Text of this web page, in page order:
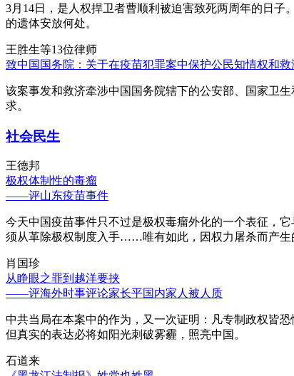
3月14日，是人权捍卫者曹顺利被迫害致死两周年的日
的遗体安放何处。
王胜生等13位律师
致中国国务院：关于在疫苗犯罪案中保护公民知情权和
该案事发和救济牵涉中国国务院辖下的公安部、国家卫
求。
社会民生
王德邦
极权体制性的毒瘤
——评山东疫苗事件
今天中国疫苗事件只不过是极权毒瘤外化的一个表征，
须从革除极权制度入手……唯有如此，因权力屠杀而产生
肖国珍
从睁眼之罪到越洋要挟
——评海外时事评论家长平国内家人被人质
中共当局在本案中的作为，又一次证明：凡专制政权皆
但真实的表达必将如阳光刺破雾霾，照亮中国。
石道来